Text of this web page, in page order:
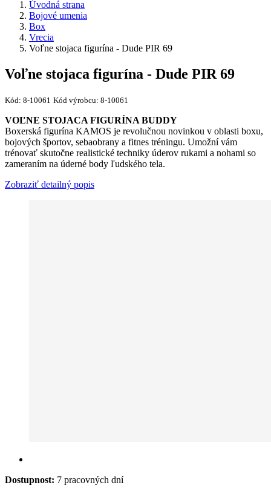
Úvodná strana
Bojové umenia
Box
Vrecia
Voľne stojaca figurína - Dude PIR 69
Voľne stojaca figurína - Dude PIR 69
Kód: 8-10061 Kód výrobcu: 8-10061
VOĽNE STOJACA FIGURÍNA BUDDY
Boxerská figurína KAMOS je revolučnou novinkou v oblasti boxu,
bojových športov, sebaobrany a fitnes tréningu. Umožní vám
trénovať skutočne realistické techniky úderov rukami a nohami so
zameraním na úderné body ľudského tela.
Zobraziť detailný popis
Dostupnost: 7 pracovných dní